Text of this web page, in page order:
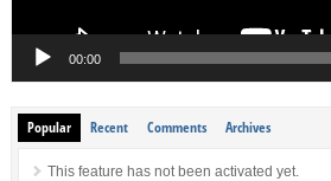
00:00
Popular Recent Comments Archives
This feature has not been activated yet.